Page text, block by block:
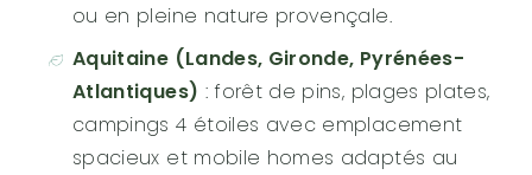
ou en pleine nature provençale.
Aquitaine (Landes, Gironde, Pyrénées-
Atlantiques) : forêt de pins, plages plates,
campings 4 étoiles avec emplacement
spacieux et mobile homes adaptés au